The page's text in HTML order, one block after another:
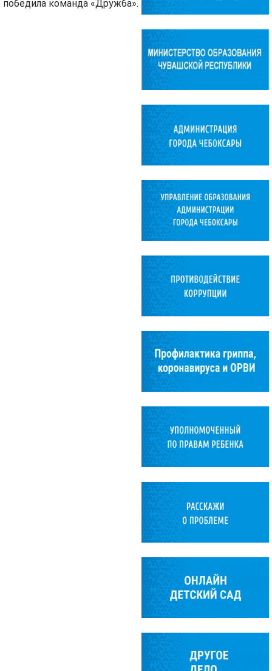
победила команда «Дружба».